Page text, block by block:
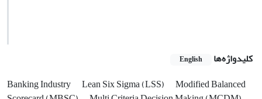
کلیدواژه‌ها English
Banking Industry Lean Six Sigma (LSS)
Modified Balanced